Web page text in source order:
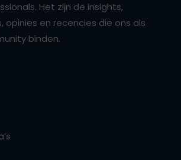
Het zijn de insights,
opinies en recencies die ons als
binden.